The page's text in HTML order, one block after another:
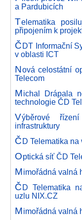
a Pardubicích
Telematika
připojením k
Č DT Informační
v oblasti ICT
Nová celostátní
Telecom
Michal Drápala
technologie ČD
Výběrové
infrastruktury
Č D Telematika
Optická síť ČD
Mimořádná valná
Č D Telematika
uzlu NIX.CZ
Mimořádná valná